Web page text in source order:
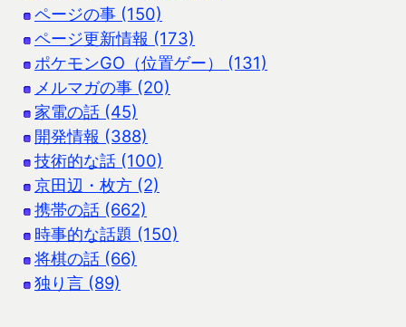
ページの事 (150)
ページ更新情報 (173)
ポケモンGO（位置ゲー） (131)
メルマガの事 (20)
家電の話 (45)
開発情報 (388)
技術的な話 (100)
京田辺・枚方 (2)
携帯の話 (662)
時事的な話題 (150)
将棋の話 (66)
独り言 (89)